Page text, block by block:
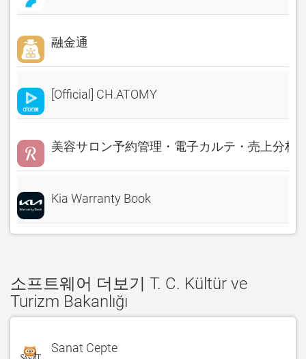
融金通
[Official] CH.ATOMY
美容サロン予約管理・電子カルテ・売上分析
Kia Warranty Book
소프트웨어 더보기 T. C. Kültür ve
Turizm Bakanlığı
Sanat Cepte